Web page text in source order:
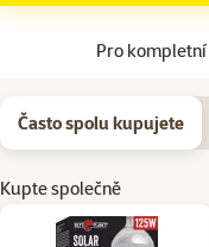
Pro
Často spolu kupujete
Kupte společně